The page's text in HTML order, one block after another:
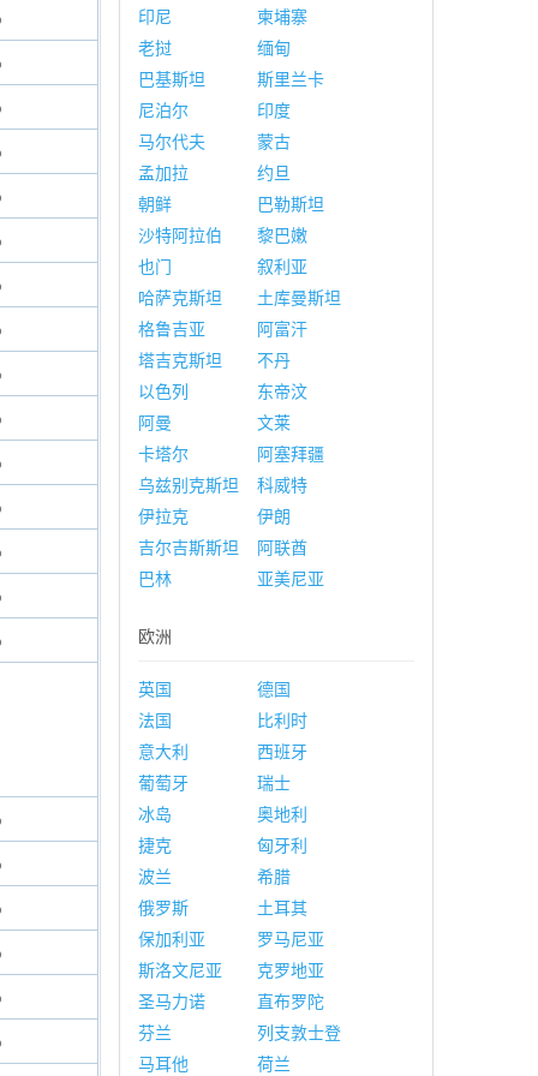
印尼
柬埔寨
老挝
缅甸
巴基斯坦
斯里兰卡
尼泊尔
印度
马尔代夫
蒙古
孟加拉
约旦
朝鲜
巴勒斯坦
沙特阿拉伯
黎巴嫩
也门
叙利亚
哈萨克斯坦
土库曼斯坦
格鲁吉亚
阿富汗
塔吉克斯坦
不丹
以色列
东帝汶
阿曼
文莱
卡塔尔
阿塞拜疆
乌兹别克斯坦
科威特
伊拉克
伊朗
吉尔吉斯斯坦
阿联酋
巴林
亚美尼亚
欧洲
英国
德国
法国
比利时
意大利
西班牙
葡萄牙
瑞士
冰岛
奥地利
捷克
匈牙利
波兰
希腊
俄罗斯
土耳其
保加利亚
罗马尼亚
斯洛文尼亚
克罗地亚
圣马力诺
直布罗陀
芬兰
列支敦士登
马耳他
荷兰